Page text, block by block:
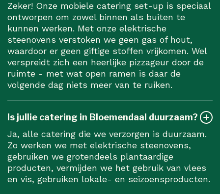
Zeker! Onze mobiele catering set-up is speciaal
ontworpen om zowel binnen als buiten te
kunnen werken. Met onze elektrische
steenovens verstoken we geen gas of hout,
waardoor er geen giftige stoffen vrijkomen. Wel
verspreidt zich een heerlijke pizzageur door de
ruimte - met wat open ramen is daar de
volgende dag niets meer van te ruiken.
Is jullie catering in Bloemendaal duurzaam?
Ja, alle catering die we verzorgen is duurzaam.
Zo werken we met elektrische steenovens,
gebruiken we grotendeels plantaardige
producten, vermijden we het gebruik van vlees
en vis, gebruiken lokale- en seizoensproducten.